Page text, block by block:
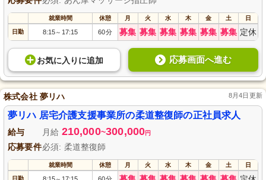
就業時間 休憩 月 火 水 木 金 土 日
日勤 8:15～ 17:15 60分 募集 募集 募集 募集 募集 募集 定休
お気に入り に追加 応募画面へ進む
株式会社 夢リハ 8月4日更新
夢リハ 居宅介護支援事業所の柔道整復師の正社員求人
給与 月給 210,000~300,000円
応募要件必須: 柔道整復師
就業時間 休憩 月 火 水 木 金 土 日
日勤